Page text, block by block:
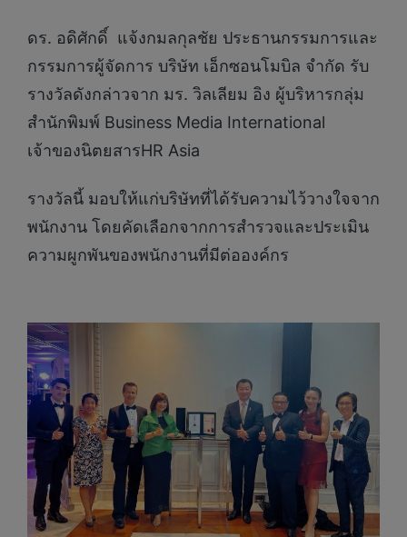
ดร. อดิศักดิ์ แจ้งกมลกุลชัย ประธานกรรมการและ
กรรมการผู้จัดการ บริษัท เอ็กซอนโมบิล จำกัด รับ
รางวัลดังกล่าวจาก มร. วิลเลียม อิง ผู้บริหารกลุ่ม
สำนักพิมพ์ Business Media International
เจ้าของนิตยสารHR Asia
รางวัลนี้ มอบให้แก่บริษัทที่ได้รับความไว้วางใจจาก
พนักงาน โดยคัดเลือกจากการสำรวจและประเมิน
ความผูกพันของพนักงานที่มีต่อองค์กร